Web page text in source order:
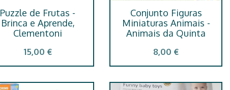
Puzzle de Frutas -
Brinca e Aprende,
Clementoni
15,00 €
Conjunto Figuras
Miniaturas Animais -
Animais da Quinta
8,00 €